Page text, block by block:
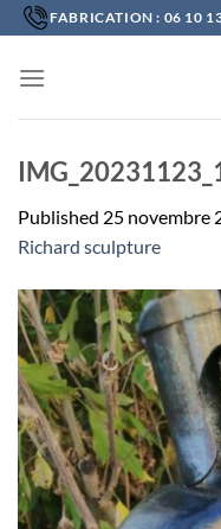
Skip
to
content
FABRICATION : 06 10
Published 25 novembre
Richard sculpture